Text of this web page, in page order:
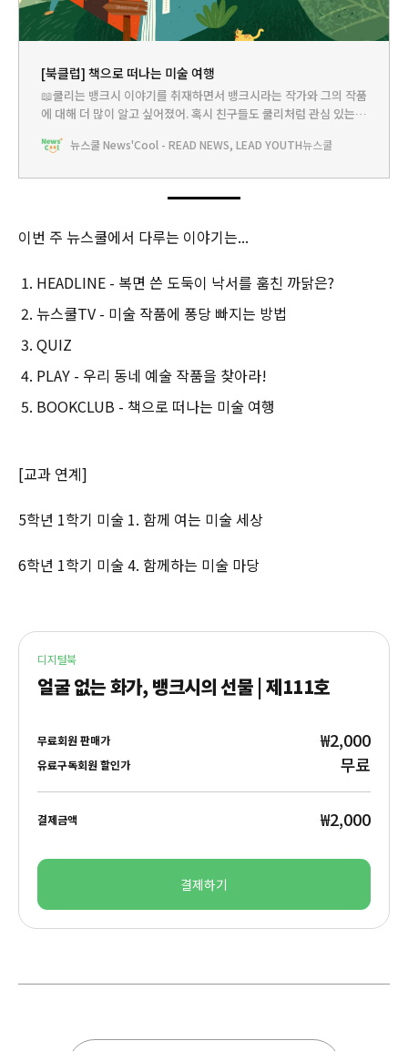
[북클럽] 책으로 떠나는 미술 여행
📖쿨리는 뱅크시 이야기를 취재하면서 뱅크시라는 작가와 그의 작품
에 대해 더 많이 알고 싶어졌어. 혹시 친구들도 쿨리처럼 관심 있는
자기 그림 속 세상으로 빨려 들어가기도 하고, 유명한 작가들을 만나
뉴스쿨 News'Cool - READ NEWS, LEAD YOUTH뉴스쿨
이번 주 뉴스쿨에서 다루는 이야기는...
HEADLINE - 복면 쓴 도둑이 낙서를 훔친 까닭은?
뉴스쿨TV - 미술 작품에 퐁당 빠지는 방법
QUIZ
PLAY - 우리 동네 예술 작품을 찾아라!
BOOKCLUB - 책으로 떠나는 미술 여행
[교과 연계]
5학년 1학기 미술 1. 함께 여는 미술 세상
6학년 1학기 미술 4. 함께하는 미술 마당
디지털북
얼굴 없는 화가, 뱅크시의 선물 | 제111호
무료회원 판매가 ₩2,000
유료구독회원 할인가 무료
결제금액 ₩2,000
결제하기